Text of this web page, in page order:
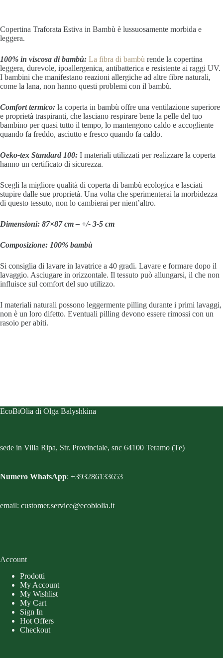
Copertina Traforata Estiva in Bambù è lussuosamente morbida e
leggera.
100% in viscosa di bambù: La fibra di bambù rende la copertina
leggera, durevole, ipoallergenica, antibatterica e resistente ai raggi UV.
I bambini che manifestano reazioni allergiche ad altre fibre naturali,
come la lana, non hanno questi problemi con il bambù.
Comfort termico: la coperta in bambù offre una ventilazione superiore
e proprietà traspiranti, che lasciano respirare bene la pelle del tuo
bambino per quasi tutto il tempo, lo mantengono caldo e accogliente
quando fa freddo, asciutto e fresco quando fa caldo.
Oeko-tex Standard 100: I materiali utilizzati per realizzare la coperta
hanno un certificato di sicurezza.
Scegli la migliore qualità di coperta di bambù ecologica e lasciati
stupire dalle sue proprietà. Una volta che sperimenterai la morbidezza
di questo tessuto, non lo cambierai per nient’altro.
Dimensioni: 87×87 cm – +/- 3-5 cm
Composizione: 100% bambù
Si consiglia di lavare in lavatrice a 40 gradi. Lavare e formare dopo il
lavaggio. Asciugare in orizzontale. Il tessuto può allungarsi, il che non
influisce sul comfort del suo utilizzo.
I materiali naturali possono leggermente pilling durante i primi lavaggi,
non è un loro difetto. Eventuali pilling devono essere rimossi con un
rasoio per abiti.
EcoBiOlia di Olga Balyshkina
sede in Villa Ripa, Str. Provinciale, snc 64100 Teramo (Te)
Numero WhatsApp: +393286133653
email: customer.service@ecobiolia.it
Account
Prodotti
My Account
My Wishlist
My Cart
Sign In
Hot Offers
Checkout